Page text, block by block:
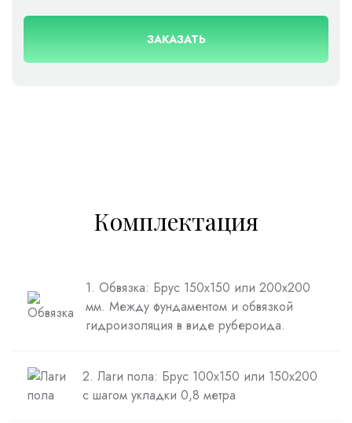
ЗАКАЗАТЬ
Комплектация
1. Обвязка: Брус 150х150 или 200х200
мм. Между фундаментом и обвязкой
гидроизоляция в виде рубероида.
2. Лаги пола: Брус 100х150 или 150х200
с шагом укладки 0,8 метра